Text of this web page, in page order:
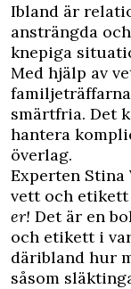
Ibland är
ansträngda
knepiga
Med hjälp av
smärtfria. Det
hantera
överlag.
Experten Stina
vett och
er! Det är en
och etikett i
däribland hur
såsom